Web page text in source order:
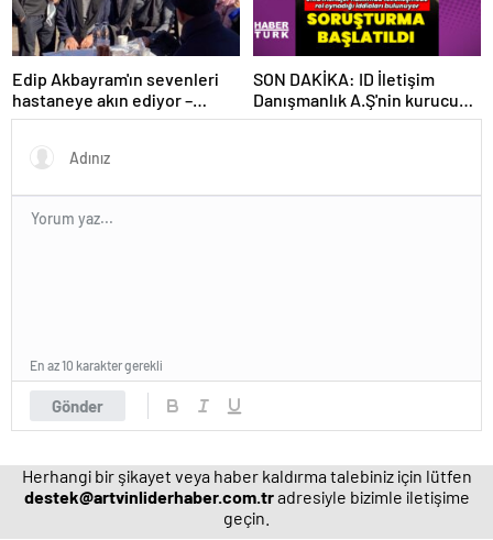
Edip Akbayram'ın sevenleri
hastaneye akın ediyor –
Magazin habetrleri
SON DAKİKA: ID İletişim
Danışmanlık A.Ş'nin kurucusu
ve ortağı olan Ayşe Barım
Gönder
En az 10 karakter gerekli
Herhangi bir şikayet veya haber kaldırma talebiniz için lütfen
destek@artvinliderhaber.com.tradresiyle bizimle iletişime
geçin.